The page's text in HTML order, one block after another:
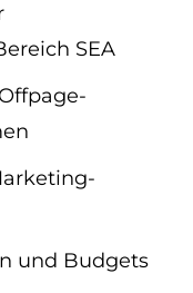
SEA
und Budgets